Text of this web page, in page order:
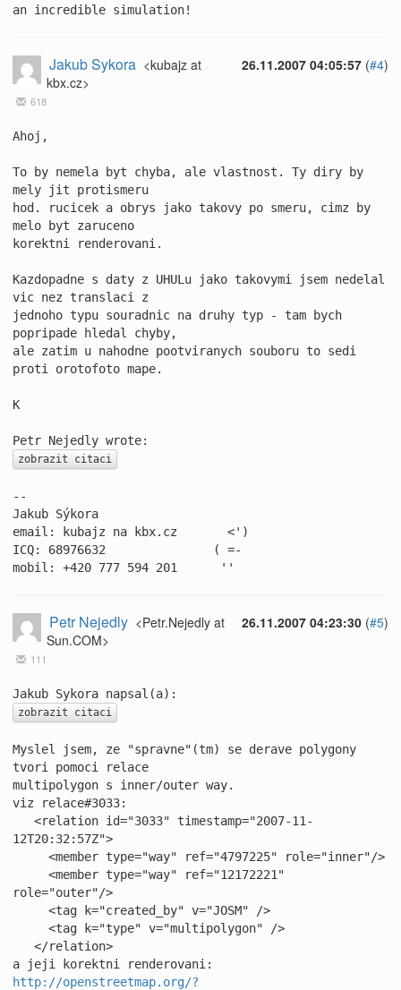
an incredible simulation!
26.11.2007 04:05:57 (#4)
Jakub Sykora <kubajz at
kbx.cz>
618
Ahoj,
To by nemela byt chyba, ale vlastnost. Ty diry by
mely jit protismeru
hod. rucicek a obrys jako takovy po smeru, cimz by
melo byt zaruceno
korektni renderovani.
Kazdopadne s daty z UHULu jako takovymi jsem nedelal
vic nez translaci z
jednoho typu souradnic na druhy typ - tam bych
popripade hledal chyby,
ale zatim u nahodne pootviranych souboru to sedi
proti orotofoto mape.
K
zobrazit citaci
--
Jakub Sýkora
email: kubajz na kbx.cz       <')
ICQ: 68976632               ( =-
mobil: +420 777 594 201      ''
26.11.2007 04:23:30 (#5)
Petr Nejedly <Petr.Nejedly at
Sun.COM>
111
zobrazit citaci
Myslel jsem, ze "spravne"(tm) se derave polygony
tvori pomoci relace
multipolygon s inner/outer way.
viz relace#3033:
12T20:32:57Z">
role="outer"/>
http://openstreetmap.org/?